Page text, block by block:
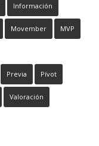
Información
Movember MVP
Previa Pívot
Valoración